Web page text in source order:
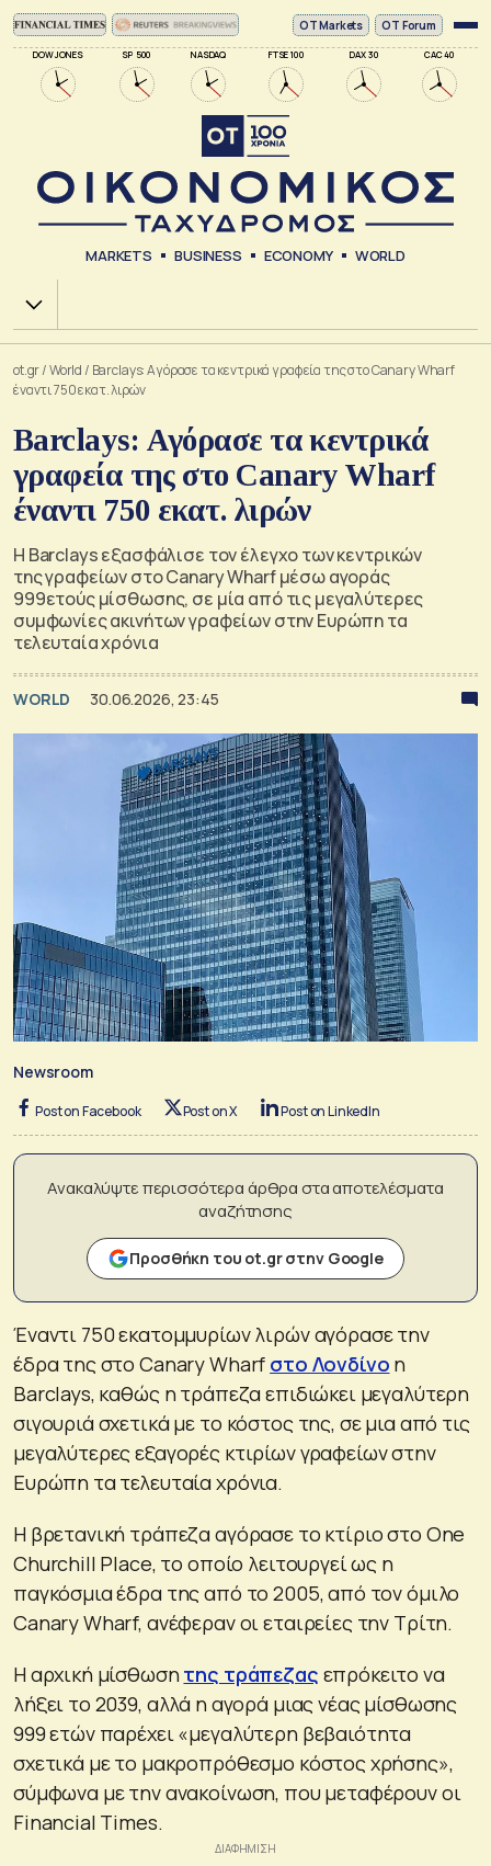
DOW JONES SP 500 NASDAQ FTSE 100 DAX 30 CAC 40
ΟΤ Markets OT Forum
MARKETS BUSINESS ECONOMY WORLD
Χ.Α.
ot.gr/World / Barclays: Αγόρασε τα κεντρικά γραφεία της στο Canary Wharf
έναντι 750 εκατ. λιρών
Barclays: Αγόρασε τα κεντρικά
γραφεία της στο Canary Wharf
έναντι 750 εκατ. λιρών
Η Barclays εξασφάλισε τον έλεγχο των κεντρικών
της γραφείων στο Canary Wharf μέσω αγοράς
999ετούς μίσθωσης, σε μία από τις μεγαλύτερες
συμφωνίες ακινήτων γραφείων στην Ευρώπη τα
τελευταία χρόνια
WORLD 30.06.2026, 23:45
Newsroom
Post on Facebook Post on X Post on LinkedIn
Ανακαλύψτε περισσότερα άρθρα στα αποτελέσματα
αναζήτησης
Προσθήκη του ot.gr στην Google
Έναντι 750 εκατομμυρίων λιρών αγόρασε την
έδρα της στο Canary Wharf στο Λονδίνο η
Barclays, καθώς η τράπεζα επιδιώκει μεγαλύτερη
σιγουριά σχετικά με το κόστος της, σε μια από τις
μεγαλύτερες εξαγορές κτιρίων γραφείων στην
Ευρώπη τα τελευταία χρόνια.
Η βρετανική τράπεζα αγόρασε το κτίριο στο One
Churchill Place, το οποίο λειτουργεί ως η
παγκόσμια έδρα της από το 2005, από τον όμιλο
Canary Wharf, ανέφεραν οι εταιρείες την Τρίτη.
Η αρχική μίσθωσητης τράπεζας επρόκειτο να
λήξει το 2039, αλλά η αγορά μιας νέας μίσθωσης
999 ετών παρέχει «μεγαλύτερη βεβαιότητα
σχετικά με το μακροπρόθεσμο κόστος χρήσης»,
σύμφωνα με την ανακοίνωση, που μεταφέρουν οι
Financial Times.